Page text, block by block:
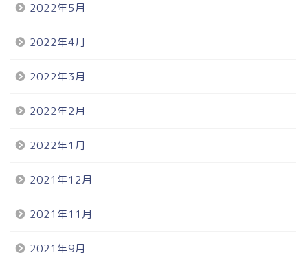
2022年5月
2022年4月
2022年3月
2022年2月
2022年1月
2021年12月
2021年11月
2021年9月